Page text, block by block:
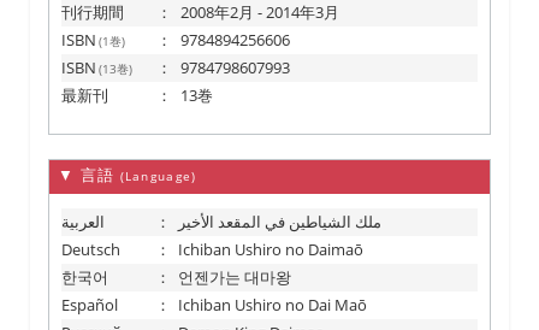
刊行期間
：
2008年2月 - 2014年3月
ISBN (1巻) ：
9784894256606
ISBN (13巻) ：
9784798607993
最新刊
： 13巻
▼ 言語 (Language)
العربية ：
ملك الشياطين في المقعد الأخير
Deutsch
：
Ichiban Ushiro no Daimaō
한국어
：
언젠가는 대마왕
Español
：
Ichiban Ushiro no Dai Maō